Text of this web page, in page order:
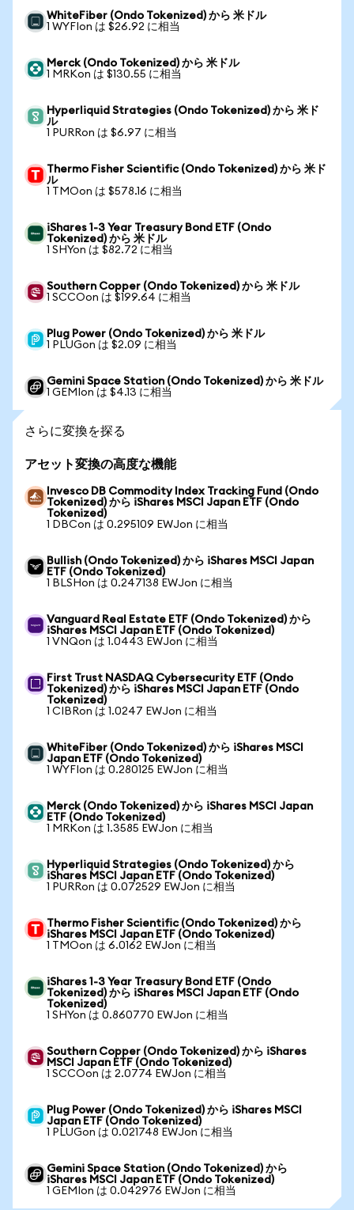
WhiteFiber (Ondo Tokenized) から 米ドル
1 WYFIon は $26.92 に相当
Merck (Ondo Tokenized) から 米ドル
1 MRKon は $130.55 に相当
Hyperliquid Strategies (Ondo Tokenized) から 米ド
ル
1 PURRon は $6.97 に相当
Thermo Fisher Scientific (Ondo Tokenized) から 米ド
ル
1 TMOon は $578.16 に相当
iShares 1-3 Year Treasury Bond ETF (Ondo
Tokenized) から 米ドル
1 SHYon は $82.72 に相当
Southern Copper (Ondo Tokenized) から 米ドル
1 SCCOon は $199.64 に相当
Plug Power (Ondo Tokenized) から 米ドル
1 PLUGon は $2.09 に相当
Gemini Space Station (Ondo Tokenized) から 米ドル
1 GEMIon は $4.13 に相当
さらに変換を探る
アセット変換の高度な機能
Invesco DB Commodity Index Tracking Fund (Ondo
Tokenized) から iShares MSCI Japan ETF (Ondo
Tokenized)
1 DBCon は 0.295109 EWJon に相当
Bullish (Ondo Tokenized) から iShares MSCI Japan
ETF (Ondo Tokenized)
1 BLSHon は 0.247138 EWJon に相当
Vanguard Real Estate ETF (Ondo Tokenized) から
iShares MSCI Japan ETF (Ondo Tokenized)
1 VNQon は 1.0443 EWJon に相当
First Trust NASDAQ Cybersecurity ETF (Ondo
Tokenized) から iShares MSCI Japan ETF (Ondo
Tokenized)
1 CIBRon は 1.0247 EWJon に相当
WhiteFiber (Ondo Tokenized) から iShares MSCI
Japan ETF (Ondo Tokenized)
1 WYFIon は 0.280125 EWJon に相当
Merck (Ondo Tokenized) から iShares MSCI Japan
ETF (Ondo Tokenized)
1 MRKon は 1.3585 EWJon に相当
Hyperliquid Strategies (Ondo Tokenized) から
iShares MSCI Japan ETF (Ondo Tokenized)
1 PURRon は 0.072529 EWJon に相当
Thermo Fisher Scientific (Ondo Tokenized) から
iShares MSCI Japan ETF (Ondo Tokenized)
1 TMOon は 6.0162 EWJon に相当
iShares 1-3 Year Treasury Bond ETF (Ondo
Tokenized) から iShares MSCI Japan ETF (Ondo
Tokenized)
1 SHYon は 0.860770 EWJon に相当
Southern Copper (Ondo Tokenized) から iShares
MSCI Japan ETF (Ondo Tokenized)
1 SCCOon は 2.0774 EWJon に相当
Plug Power (Ondo Tokenized) から iShares MSCI
Japan ETF (Ondo Tokenized)
1 PLUGon は 0.021748 EWJon に相当
Gemini Space Station (Ondo Tokenized) から
iShares MSCI Japan ETF (Ondo Tokenized)
1 GEMIon は 0.042976 EWJon に相当